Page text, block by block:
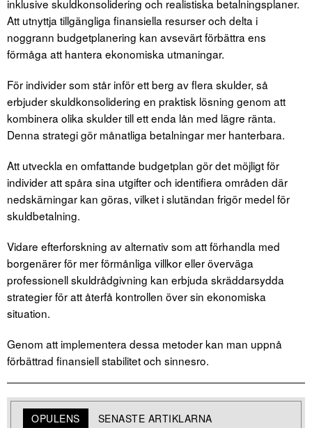
inklusive skuldkonsolidering och realistiska betalningsplaner.
Att utnyttja tillgängliga finansiella resurser och delta i
noggrann budgetplanering kan avsevärt förbättra ens
förmåga att hantera ekonomiska utmaningar.
För individer som står inför ett berg av flera skulder, så
erbjuder skuldkonsolidering en praktisk lösning genom att
kombinera olika skulder till ett enda lån med lägre ränta.
Denna strategi gör månatliga betalningar mer hanterbara.
Att utveckla en omfattande budgetplan gör det möjligt för
individer att spåra sina utgifter och identifiera områden där
nedskärningar kan göras, vilket i slutändan frigör medel för
skuldbetalning.
Vidare efterforskning av alternativ som att förhandla med
borgenärer för mer förmånliga villkor eller överväga
professionell skuldrådgivning kan erbjuda skräddarsydda
strategier för att återfå kontrollen över sin ekonomiska
situation.
Genom att implementera dessa metoder kan man uppnå
förbättrad finansiell stabilitet och sinnesro.
OPULENS SENASTE ARTIKLARNA